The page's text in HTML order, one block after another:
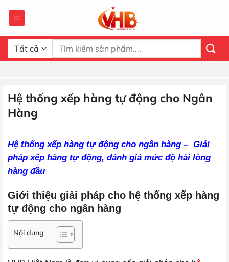
qua
dung
Tìm
kiếm:
Hệ thống xếp hàng tự động cho Ngân
Hàng
Hệ thống xếp hàng tự động cho ngân hàng – Giải
pháp xếp hàng tự động, đánh giá mức độ hài lòng
hàng đầu
Giới thiệu giải pháp cho hệ thống xếp hàng
tự động cho ngân hàng
Nội dung